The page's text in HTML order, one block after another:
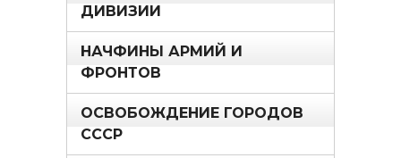
ДИВИЗИИ
НАЧФИНЫ АРМИЙ И
ФРОНТОВ
ОСВОБОЖДЕНИЕ ГОРОДОВ
СССР